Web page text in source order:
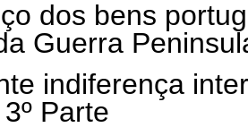
dos bens
Guerra
indiferença
Parte